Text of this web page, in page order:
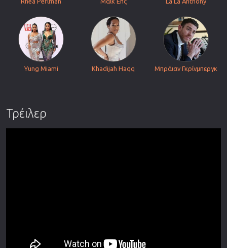
Yung Miami Khadijah Haqq Μπράιαν Γκρίνμπεργκ
Τρέιλερ